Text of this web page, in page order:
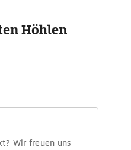
Höhlen
Wir freuen uns